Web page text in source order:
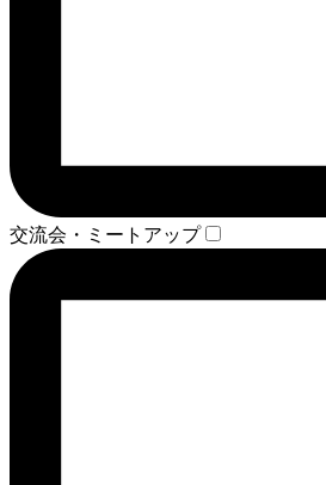
交流会・ミートアップ